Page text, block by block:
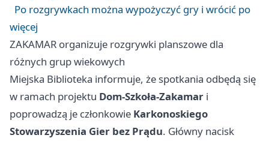
Po rozgrywkach można wypożyczyć gry i wrócić po
więcej
ZAKAMAR organizuje rozgrywki planszowe dla
różnych grup wiekowych
Miejska Biblioteka informuje, że spotkania odbędą się
w ramach projektu Dom‑Szkoła‑Zakamar i
poprowadzą je członkowie Karkonoskiego
Stowarzyszenia Gier bez Prądu. Główny nacisk